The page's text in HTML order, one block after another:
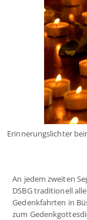
Erinnerungslichter
An jedem zweiten
DSBG traditionell
Gedenkfahrten in
zum